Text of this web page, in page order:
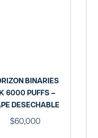
BINARIES
6000 PUFFS –
DESECHABLE
$60,000